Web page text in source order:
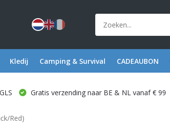
Kledij Camping & Survival CADEAUBON
Gratis verzending naar BE & NL vanaf € 99
Red)